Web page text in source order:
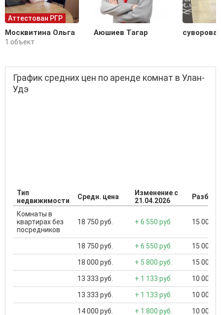
Аттестован РГР
Москвитина Ольга
1 объект
Аюшиев Тагар суворова
График средних цен по аренде комнат в Улан-
Удэ
Тип
недвижимости
Средн. цена
Изменение с
21.04.2026
Комнаты в
квартирах без
посредников
18 750 руб. + 6 550 руб. 15 000
18 750 руб. + 6 550 руб. 15 000
18 000 руб. + 5 800 руб. 15 000
13 333 руб. + 1 133 руб. 10 000
13 333 руб. + 1 133 руб. 10 000
14 000 руб. + 1 800 руб. 10 000